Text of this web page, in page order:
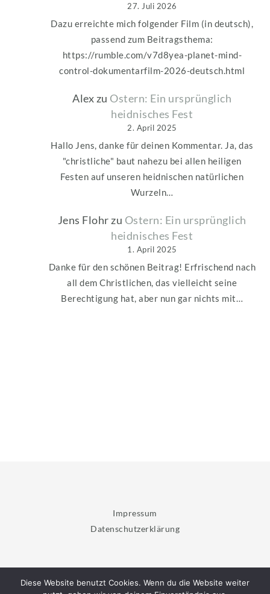
27. Juli 2026
Dazu erreichte mich folgender Film (in deutsch),
passend zum Beitragsthema:
https://rumble.com/v7d8yea-planet-mind-
control-dokumentarfilm-2026-deutsch.html
Alexzu Ostern: Ein ursprünglich
heidnisches Fest
2. April 2025
Hallo Jens, danke für deinen Kommentar. Ja, das
"christliche" baut nahezu bei allen heiligen
Festen auf unseren heidnischen natürlichen
Wurzeln…
Jens Flohrzu Ostern: Ein ursprünglich
heidnisches Fest
1. April 2025
Danke für den schönen Beitrag! Erfrischend nach
all dem Christlichen, das vielleicht seine
Berechtigung hat, aber nun gar nichts mit…
Impressum
Datenschutzerklärung
Diese Website benutzt Cookies. Wenn du die Website weiter